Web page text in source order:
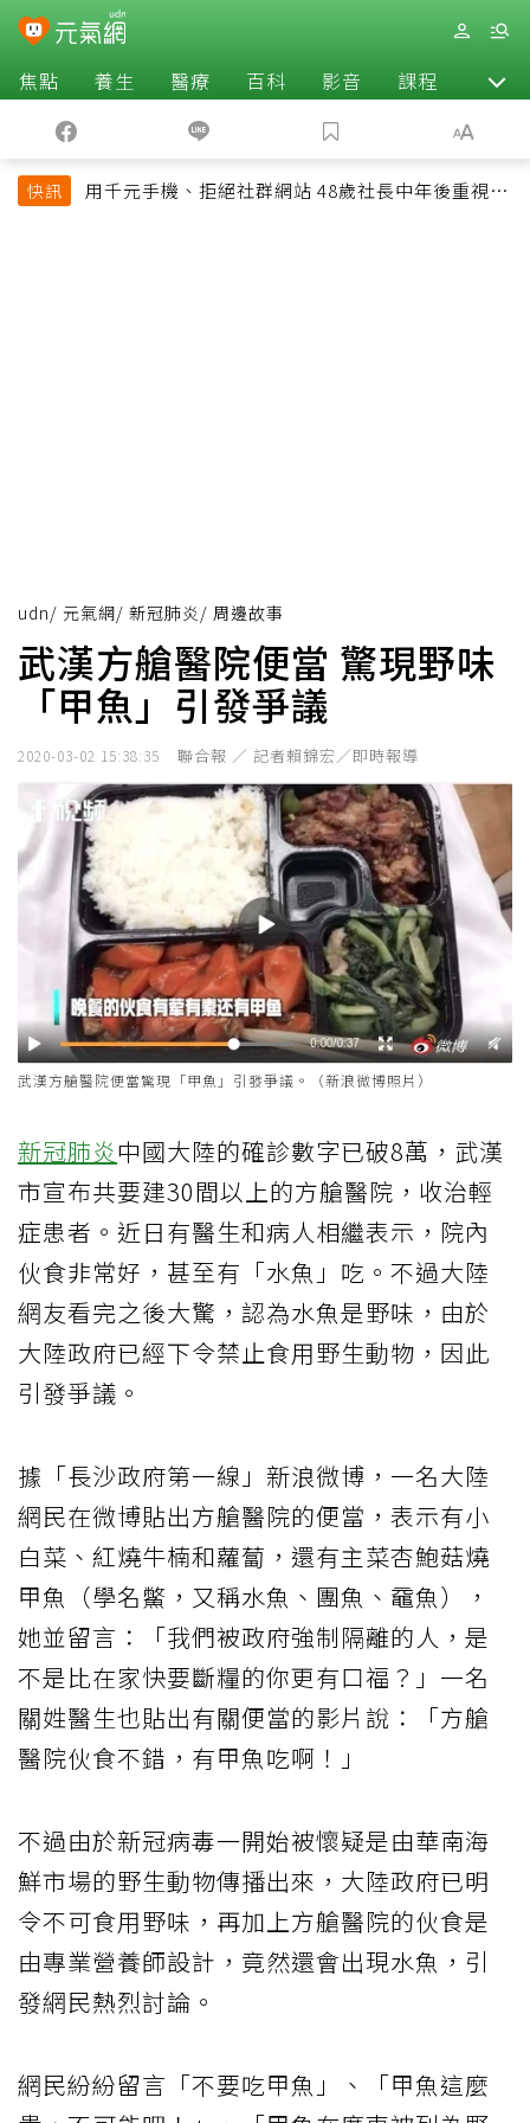
焦點 養生 醫療 百科 影音 課程 退休
快訊
用千元手機、拒絕社群網站 48歲社長中年後重視和
udn/ 元氣網/ 新冠肺炎 / 周邊故事
武漢方艙醫院便當 驚現野味
「甲魚」引發爭議
2020-03-02 15:38:35 聯合報 ／ 記者賴錦宏／即時報導
武漢方艙醫院便當驚現「甲魚」引發爭議。（新浪微博照片）
新冠肺炎中國大陸的確診數字已破8萬，武漢
市宣布共要建30間以上的方艙醫院，收治輕
症患者。近日有醫生和病人相繼表示，院內
伙食非常好，甚至有「水魚」吃。不過大陸
網友看完之後大驚，認為水魚是野味，由於
大陸政府已經下令禁止食用野生動物，因此
引發爭議。
據「長沙政府第一線」新浪微博，一名大陸
網民在微博貼出方艙醫院的便當，表示有小
白菜、紅燒牛楠和蘿蔔，還有主菜杏鮑菇燒
甲魚（學名鱉，又稱水魚、團魚、黿魚），
她並留言：「我們被政府強制隔離的人，是
不是比在家快要斷糧的你更有口福？」一名
關姓醫生也貼出有關便當的影片說：「方艙
醫院伙食不錯，有甲魚吃啊！」
不過由於新冠病毒一開始被懷疑是由華南海
鮮市場的野生動物傳播出來，大陸政府已明
令不可食用野味，再加上方艙醫院的伙食是
由專業營養師設計，竟然還會出現水魚，引
發網民熱烈討論。
網民紛紛留言「不要吃甲魚」、「甲魚這麼